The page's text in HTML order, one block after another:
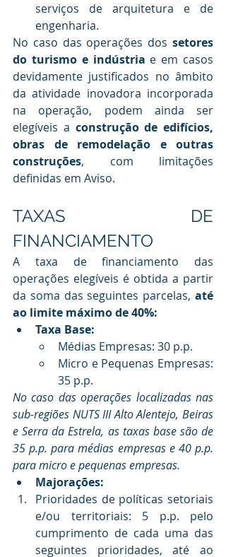
serviços de arquitetura e de
engenharia.
No caso das operações dos setores
do turismo e indústria e em casos
devidamente justificados no âmbito
da atividade inovadora incorporada
na operação, podem ainda ser
elegíveis a construção de edifícios,
obras de remodelação e outras
construções, com limitações
definidas em Aviso.
TAXAS DE
FINANCIAMENTO
A taxa de financiamento das
operações elegíveis é obtida a partir
da soma das seguintes parcelas, até
ao limite máximo de 40%:
Taxa Base:
Médias Empresas: 30 p.p.
Micro e Pequenas Empresas:
35 p.p.
No caso das operações localizadas nas
sub-regiões NUTS III Alto Alentejo, Beiras
e Serra da Estrela, as taxas base são de
35 p.p. para médias empresas e 40 p.p.
para micro e pequenas empresas.
Majorações:
Prioridades de políticas setoriais
e/ou territoriais: 5 p.p. pelo
cumprimento de cada uma das
seguintes prioridades, até ao